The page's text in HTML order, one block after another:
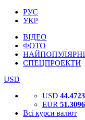
РУС
УКР
ВІДЕО
ФОТО
СПЕЦПРОЕКТИ
USD
USD 44.4723
EUR 51.3096
Всі курси валют